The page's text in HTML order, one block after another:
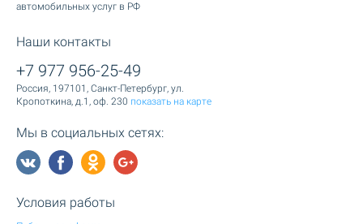
автомобильных услуг в РФ
Наши контакты
+7 977 956-25-49
Россия, 197101, Санкт-Петербург, ул.
Кропоткина, д.1, оф. 230 показать на карте
Мы в социальных сетях:
Условия работы